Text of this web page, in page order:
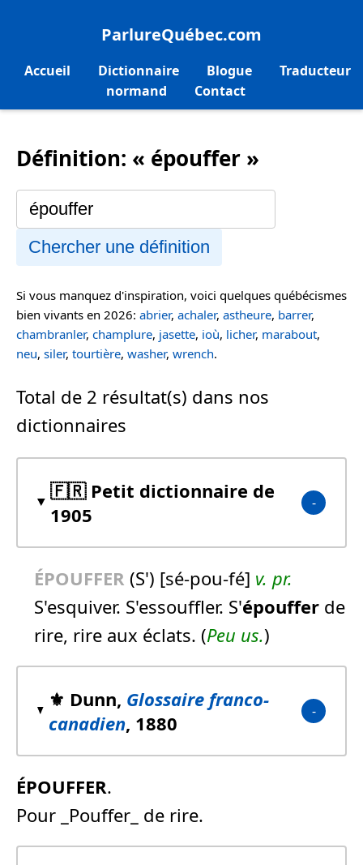
ParlureQuébec.com
Accueil Dictionnaire Blogue
Traducteur
normand
Contact
Définition: « épouffer »
Chercher une définition
Si vous manquez d'inspiration, voici quelques québécismes
bien vivants en 2026: abrier, achaler, astheure, barrer,
chambranler, champlure, jasette, ioù, licher, marabout,
neu, siler, tourtière, washer, wrench.
Total de 2 résultat(s) dans nos
dictionnaires
🇫🇷 Petit dictionnaire de
1905
ÉPOUFFER (S') [sé-pou-fé] v. pr.
S'esquiver. S'essouffler. S'épouffer de
rire, rire aux éclats. (Peu us.)
⚜️ Dunn, Glossaire franco-
canadien, 1880
ÉPOUFFER.
Pour _Pouffer_ de rire.